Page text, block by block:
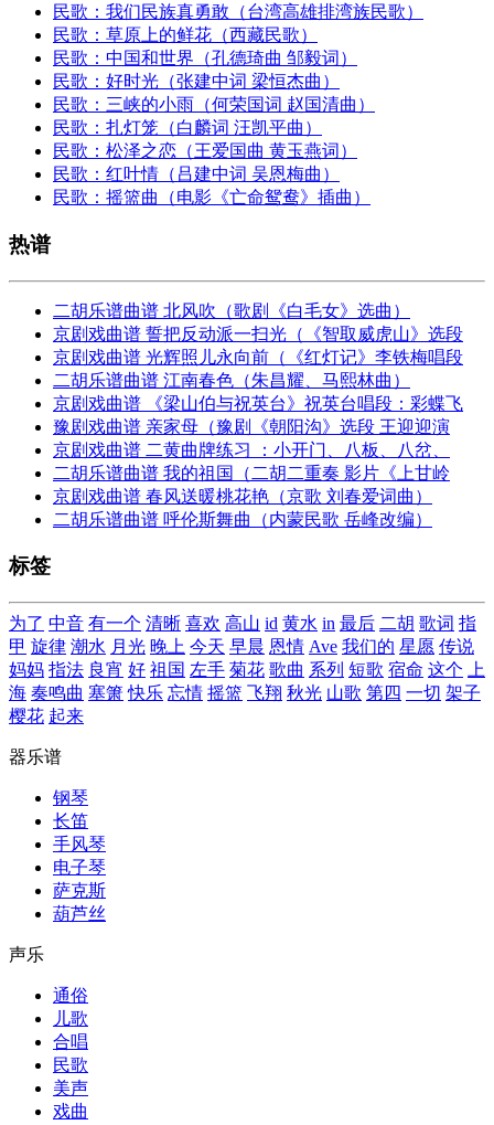
民歌：我们民族真勇敢（台湾高雄排湾族民歌）
民歌：草原上的鲜花（西藏民歌）
民歌：中国和世界（孔德琦曲 邹毅词）
民歌：好时光（张建中词 梁恒杰曲）
民歌：三峡的小雨（何荣国词 赵国清曲）
民歌：扎灯笼（白麟词 汪凯平曲）
民歌：松泽之恋（王爱国曲 黄玉燕词）
民歌：红叶情（吕建中词 吴恩梅曲）
民歌：摇篮曲（电影《亡命鸳鸯》插曲）
热谱
二胡乐谱曲谱 北风吹（歌剧《白毛女》选曲）
京剧戏曲谱 誓把反动派一扫光（《智取威虎山》选段
京剧戏曲谱 光辉照儿永向前（《红灯记》李铁梅唱段
二胡乐谱曲谱 江南春色（朱昌耀、马熙林曲）
京剧戏曲谱 《梁山伯与祝英台》祝英台唱段：彩蝶飞
豫剧戏曲谱 亲家母（豫剧《朝阳沟》选段 王迎迎演
京剧戏曲谱 二黄曲牌练习 ：小开门、八板、八岔、
二胡乐谱曲谱 我的祖国（二胡二重奏 影片《上甘岭
京剧戏曲谱 春风送暖桃花艳（京歌 刘春爱词曲）
二胡乐谱曲谱 呼伦斯舞曲（内蒙民歌 岳峰改编）
标签
为了 中音 有一个 清晰 喜欢 高山 id 黄水 in 最后 二胡 歌词 指
甲 旋律 潮水 月光 晚上 今天 早晨 恩情 Ave 我们的 星愿 传说
妈妈 指法 良宵 好 祖国 左手 菊花 歌曲 系列 短歌 宿命 这个
上
海 奏鸣曲 塞箫 快乐 忘情 摇篮 飞翔 秋光 山歌 第四 一切 架子
樱花 起来
器乐谱
钢琴
长笛
手风琴
电子琴
萨克斯
葫芦丝
声乐
通俗
儿歌
合唱
民歌
美声
戏曲